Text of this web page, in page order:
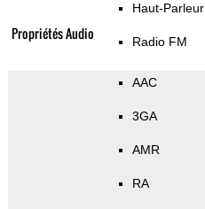
Propriétés Audio
Haut-Parleur
Radio FM
AAC
3GA
AMR
RA